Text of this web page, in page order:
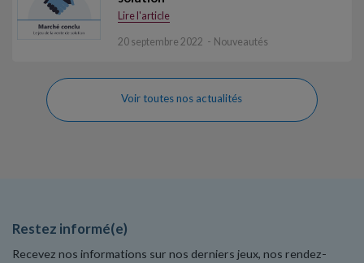
Lire l'article
20 septembre 2022 Nouveautés
Voir toutes nos actualités
Restez informé(e)
Recevez nos informations sur nos derniers jeux, nos rendez-